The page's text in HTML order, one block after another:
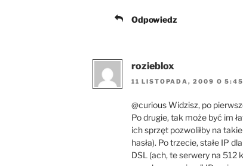
Odpowiedz
rozieblox
11 LISTOPADA, 2009 O 5:45
@curious Widzisz, po
Po drugie, tak może być im
ich sprzęt pozwoliłby na
hasła). Po trzecie, stałe IP
DSL (ach, te serwery na 512